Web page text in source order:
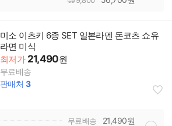
미소 이츠키 6종 SET 일본라멘 돈코츠 쇼유
라면 미식
최저가 21,490원
무료배송
판매처 3
무료배송 21,490원